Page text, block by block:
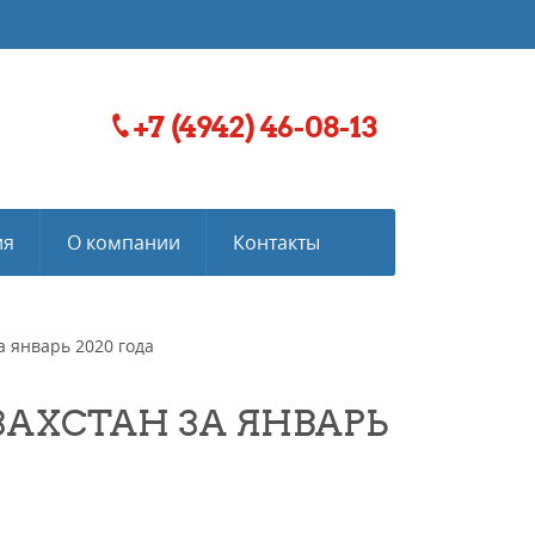
+7 (4942) 46-08-13
О компании Контакты
январь 2020 года
ЗА ЯНВАРЬ